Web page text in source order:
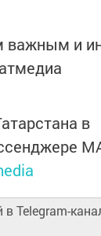
важным и
в
Telegram-